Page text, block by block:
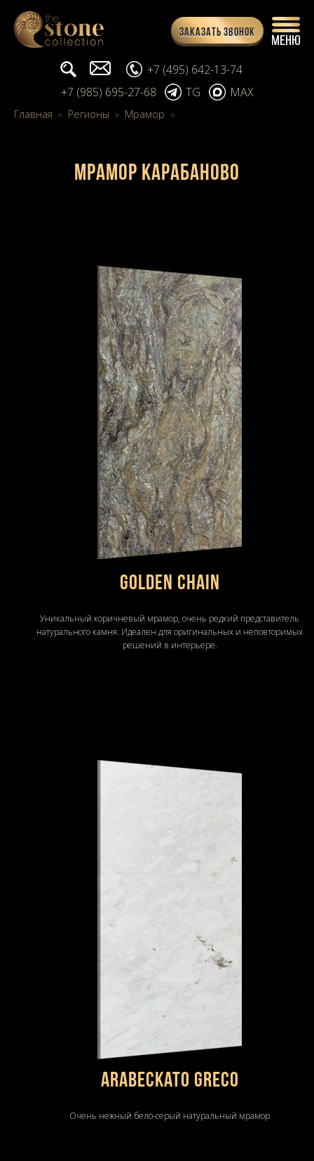
Заказать звонок
Поиск... info@stone-collection.ru
+7 (495) 642-13-74
+7 (985) 695-27-68
TG MAX
Главная » Регионы » Мрамор »
Мрамор Карабаново
Golden Chain
Уникальный коричневый мрамор, очень редкий представитель
натурального камня. Идеален для оригинальных и неповторимых
решений в интерьере.
Arabeckato Greco
Очень нежный бело-серый натуральный мрамор